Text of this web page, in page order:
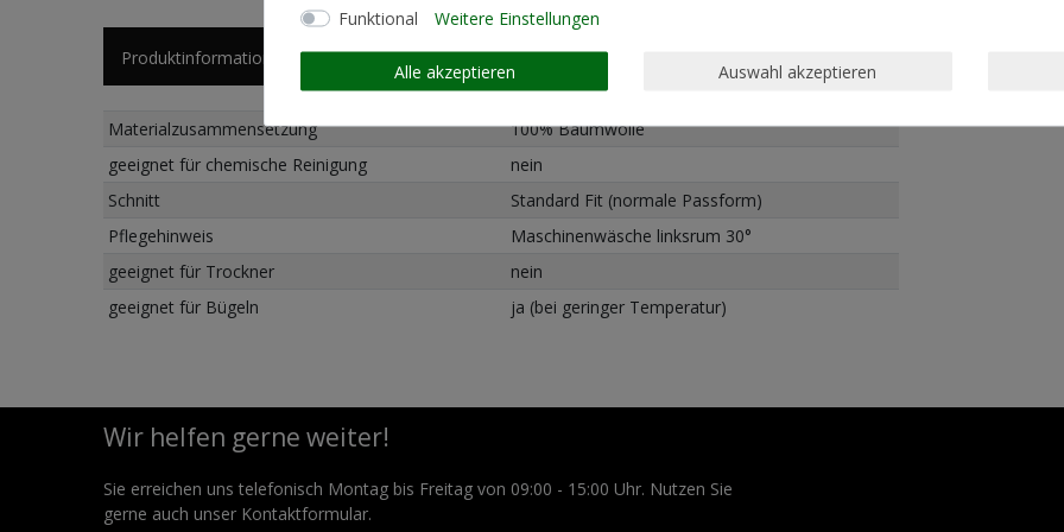
Produktinformationen Künstlerinformationen
Materialzusammensetzung
100% Baumwolle
geeignet für chemische Reinigung
nein
Schnitt
Standard Fit (normale Passform)
Pflegehinweis
Maschinenwäsche linksrum 30°
geeignet für Trockner
nein
geeignet für Bügeln
ja (bei geringer Temperatur)
Wir helfen gerne weiter!
Sie erreichen uns telefonisch Montag bis Freitag von 09:00 - 15:00 Uhr. Nutzen Sie
gerne auch unser Kontaktformular.
Funktional Weitere Einstellungen
Alle akzeptieren Auswahl akzeptieren